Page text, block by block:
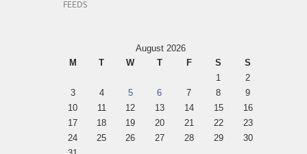
FEEDS
August 2026
M
T W T F S
S
1
2
3
4 5 6 7 8
9
10
11 12 13 14 15
16
17
18 19 20 21 22
23
24
25 26 27 28 29
30